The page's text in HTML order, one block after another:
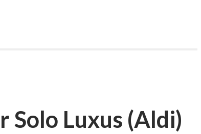
Solo Luxus (Aldi)